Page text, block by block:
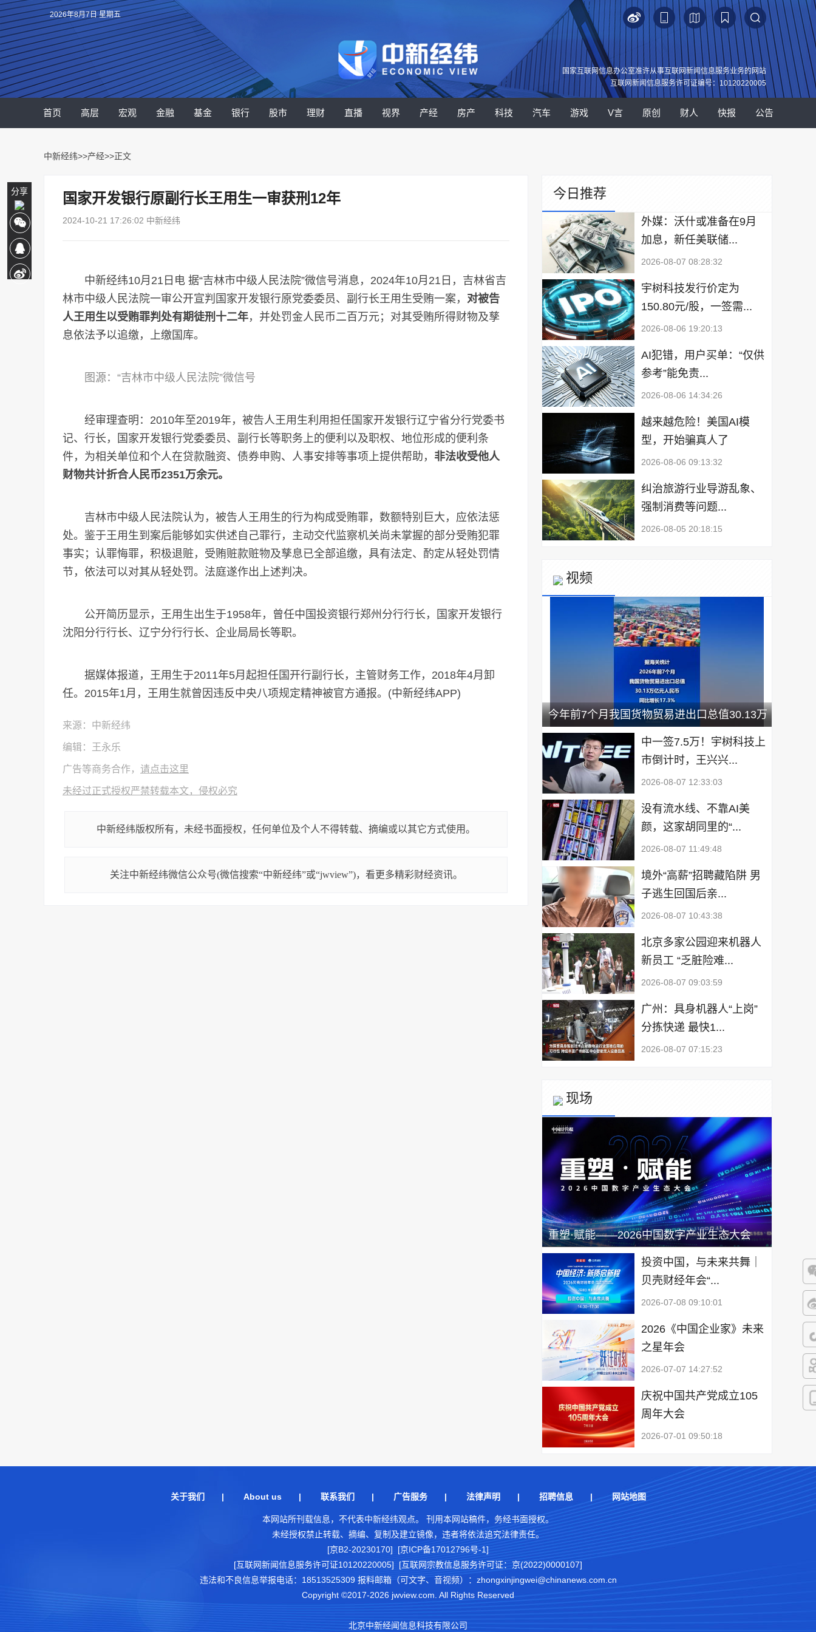
微
微
抖
快
分享
2026年8月7日 星期五
国家互联网信息办公室准许从事互联网新闻信息服务业务的网站
互联网新闻信息服务许可证编号：10120220005
首页 高层 宏观 金融 基金 银行 股市 理财 直播 视界 产经 房产 科技 汽车 游戏 V言 原创 财人 快报 公告
中新经纬>>产经>>正文
国家开发银行原副行长王用生一审获刑12年
2024-10-21 17:26:02 中新经纬
中新经纬10月21日电 据“吉林市中级人民法院”微信号消息，2024年10月21日，吉林省吉
林市中级人民法院一审公开宣判国家开发银行原党委委员、副行长王用生受贿一案， 对被告
人王用生以受贿罪判处有期徒刑十二年，并处罚金人民币二百万元；对其受贿所得财物及孳
息依法予以追缴，上缴国库。
图源：“吉林市中级人民法院”微信号
经审理查明：2010年至2019年，被告人王用生利用担任国家开发银行辽宁省分行党委书
记、行长，国家开发银行党委委员、副行长等职务上的便利以及职权、地位形成的便利条
件，为相关单位和个人在贷款融资、债券申购、人事安排等事项上提供帮助， 非法收受他人
财物共计折合人民币2351万余元。
吉林市中级人民法院认为，被告人王用生的行为构成受贿罪，数额特别巨大，应依法惩
处。鉴于王用生到案后能够如实供述自己罪行，主动交代监察机关尚未掌握的部分受贿犯罪
事实；认罪悔罪，积极退赃，受贿赃款赃物及孳息已全部追缴，具有法定、酌定从轻处罚情
节，依法可以对其从轻处罚。法庭遂作出上述判决。
公开简历显示，王用生出生于1958年，曾任中国投资银行郑州分行行长，国家开发银行
沈阳分行行长、辽宁分行行长、企业局局长等职。
据媒体报道，王用生于2011年5月起担任国开行副行长，主管财务工作，2018年4月卸
任。2015年1月，王用生就曾因违反中央八项规定精神被官方通报。(中新经纬APP)
来源：中新经纬
编辑：王永乐
广告等商务合作， 请点击这里
未经过正式授权严禁转载本文，侵权必究
中新经纬版权所有，未经书面授权，任何单位及个人不得转载、摘编或以其它方式使用。
关注中新经纬微信公众号(微信搜索“中新经纬”或“jwview”)，看更多精彩财经资讯。
今日推荐
外媒：沃什或准备在9月
加息，新任美联储...
2026-08-07 08:28:32
宇树科技发行价定为
150.80元/股，一签需...
2026-08-06 19:20:13
AI犯错，用户买单：“仅供
参考”能免责...
2026-08-06 14:34:26
越来越危险！美国AI模
型，开始骗真人了
2026-08-06 09:13:32
纠治旅游行业导游乱象、
强制消费等问题...
2026-08-05 20:18:15
视频
今年前7个月我国货物贸易进出口总值30.13万
亿元
中一签7.5万！宇树科技上
市倒计时，王兴兴...
2026-08-07 12:33:03
没有流水线、不靠AI美
颜，这家胡同里的“...
2026-08-07 11:49:48
境外“高薪”招聘藏陷阱 男
子逃生回国后亲...
2026-08-07 10:43:38
北京多家公园迎来机器人
新员工 “乏脏险难...
2026-08-07 09:03:59
广州：具身机器人“上岗”
分拣快递 最快1...
2026-08-07 07:15:23
现场
重塑·赋能——2026中国数字产业生态大会
投资中国，与未来共舞｜
贝壳财经年会“...
2026-07-08 09:10:01
2026《中国企业家》未来
之星年会
2026-07-07 14:27:52
庆祝中国共产党成立105
周年大会
2026-07-01 09:50:18
关于我们 | About us| 联系我们 | 广告服务| 法律声明 | 招聘信息 | 网站地图
本网站所刊载信息，不代表中新经纬观点。 刊用本网站稿件，务经书面授权。
未经授权禁止转载、摘编、复制及建立镜像，违者将依法追究法律责任。
[京B2-20230170] [京ICP备17012796号-1]
[互联网新闻信息服务许可证10120220005]
[互联网宗教信息服务许可证：京(2022)0000107]
违法和不良信息举报电话：18513525309 报料邮箱（可文字、音视频）：zhongxinjingwei@chinanews.com.cn
Copyright ©2017-2026 jwview.com. All Rights Reserved
北京中新经闻信息科技有限公司